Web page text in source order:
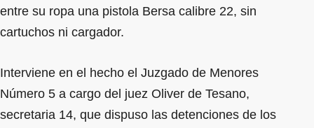
entre su ropa una pistola Bersa calibre 22, sin
cartuchos ni cargador.
Interviene en el hecho el Juzgado de Menores
Número 5 a cargo del juez Oliver de Tesano,
secretaria 14, que dispuso las detenciones de los